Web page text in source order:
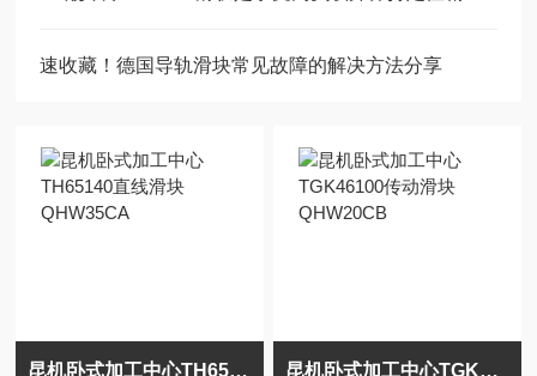
速收藏！德国导轨滑块常见故障的解决方法分享
昆机卧式加工中心TH65140直线滑块QHW35CA 昆机卧式加工中心TGK46100传动滑块QHW20CB